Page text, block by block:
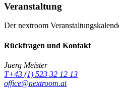
Veranstaltung
Der nextroom
Rückfragen und Kontakt
Juerg Meister
T+43 (1) 523 32 12 13
office@nextroom.at